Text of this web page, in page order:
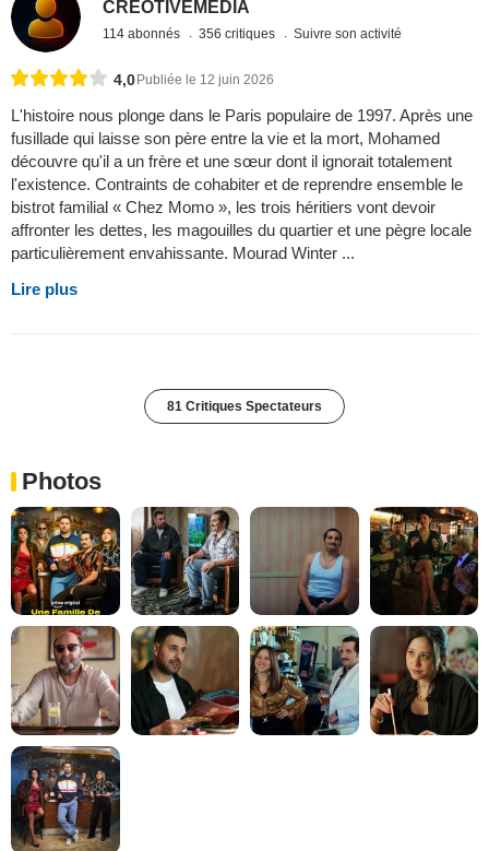
CREOTIVEMEDIA
114 abonnés 356 critiques Suivre son activité
4,0Publiée le 12 juin 2026
L'histoire nous plonge dans le Paris populaire de 1997. Après une
fusillade qui laisse son père entre la vie et la mort, Mohamed
découvre qu'il a un frère et une sœur dont il ignorait totalement
l'existence. Contraints de cohabiter et de reprendre ensemble le
bistrot familial « Chez Momo », les trois héritiers vont devoir
affronter les dettes, les magouilles du quartier et une pègre locale
particulièrement envahissante. Mourad Winter ...
Lire plus
81 Critiques Spectateurs
Photos